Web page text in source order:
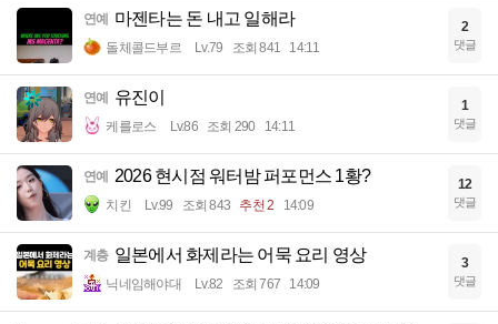
연예 마젠타는 돈 내고 일해라
돌체콜드부르 Lv.79 조회 841 14:11
2
댓글
연예 유진이
케를로스 Lv.86 조회 290 14:11
1
댓글
연예 2026 현시점 워터밤 퍼포먼스 1황?
치킨 Lv.99 조회 843 추천 2 14:09
12
댓글
계층 일본에서 화제라는 어묵 요리 영상
닉네임해야대 Lv.82 조회 767 14:09
3
댓글